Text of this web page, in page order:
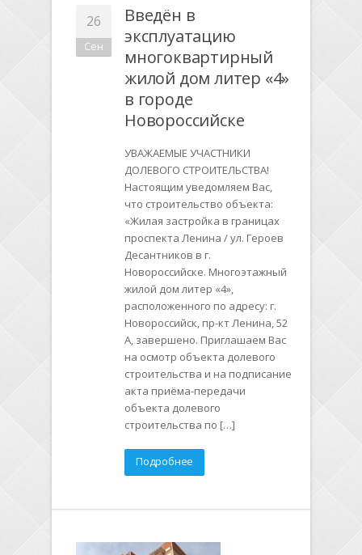
26
Сен
Введён в
эксплуатацию
многоквартирный
жилой дом литер «4»
в городе
Новороссийске
УВАЖАЕМЫЕ УЧАСТНИКИ
ДОЛЕВОГО СТРОИТЕЛЬСТВА!
Настоящим уведомляем Вас,
что строительство объекта:
«Жилая застройка в границах
проспекта Ленина / ул. Героев
Десантников в г.
Новороссийске. Многоэтажный
жилой дом литер «4»,
расположенного по адресу: г.
Новороссийск, пр-кт Ленина, 52
А, завершено. Приглашаем Вас
на осмотр объекта долевого
строительства и на подписание
акта приёма-передачи
объекта долевого
строительства по […]
Подробнее